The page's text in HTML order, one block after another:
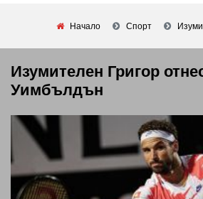
Начало Спорт
Изумителен Григор
Уимбълдън